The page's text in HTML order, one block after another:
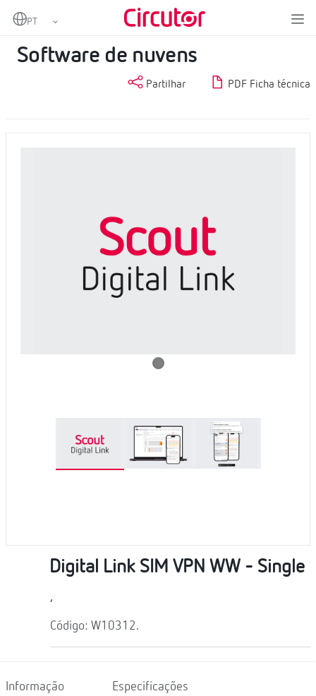
Home Software Software de nuvens
Software de nuvens
Partilhar PDF Ficha técnica
Digital Link SIM VPN WW - Single
,
Código: W10312.
Informação Especificações